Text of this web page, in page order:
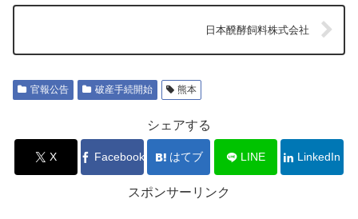
日本醗酵飼料株式会社
官報公告 破産手続開始 熊本
シェアする
X Facebook はてブ LINE LinkedIn
スポンサーリンク